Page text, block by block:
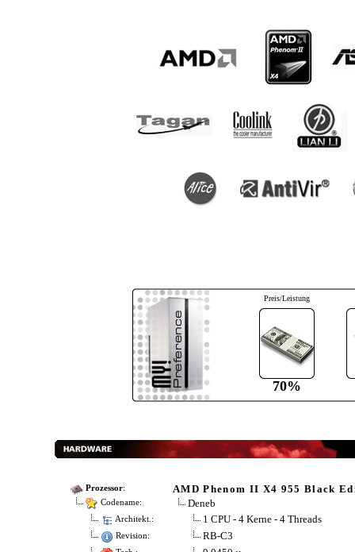
Preis/Leistung
70%
Prozessor: AMD Phenom II X4 955 Black
Codename: Deneb
Architekt.: 1 CPU - 4 Kerne - 4 Threads
Revision: RB-C3